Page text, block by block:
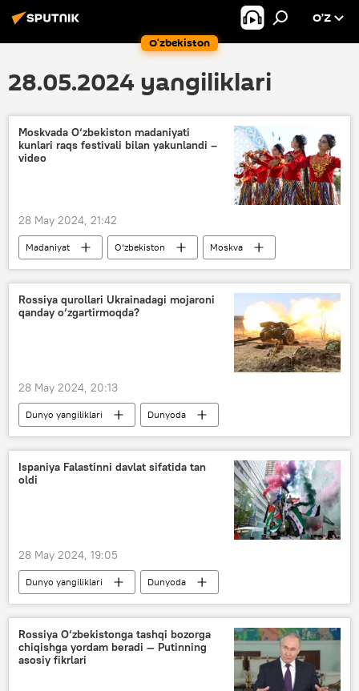
O‘zbekiston
O’Z
28.05.2024 yangiliklari
Moskvada O‘zbekiston madaniyati
kunlari raqs festivali bilan yakunlandi –
video
28 May 2024, 21:42
Madaniyat O‘zbekiston Moskva
Rossiya qurollari Ukrainadagi mojaroni
qanday o‘zgartirmoqda?
28 May 2024, 20:13
Dunyo yangiliklari
Dunyoda
Rossiya
Ukraina
zenit-raketa komplekslari
harbiylar
harbiy
Ispaniya Falastinni davlat sifatida tan
oldi
28 May 2024, 19:05
Dunyo yangiliklari
Dunyoda
Ispaniya
Falastin
Rossiya O‘zbekistonga tashqi bozorga
chiqishga yordam beradi — Putinning
asosiy fikrlari